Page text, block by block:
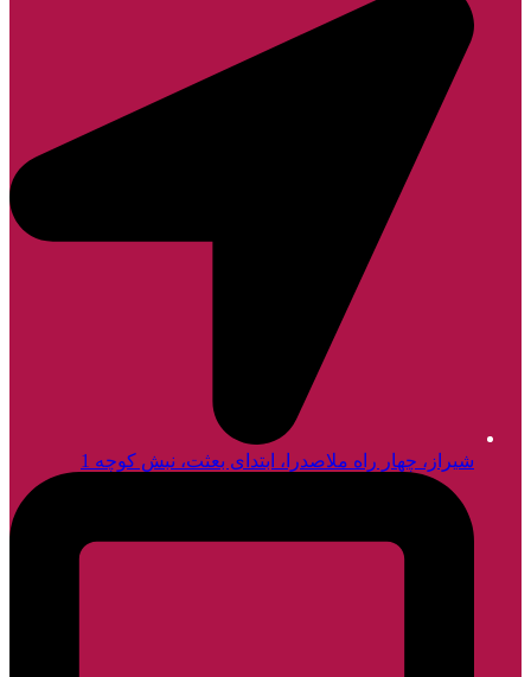
شیراز، چهار راه ملاصدرا، ابتدای بعثت، نبش کوچه 1